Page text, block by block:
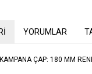
YORUMLAR
ÇAP: 180 MM